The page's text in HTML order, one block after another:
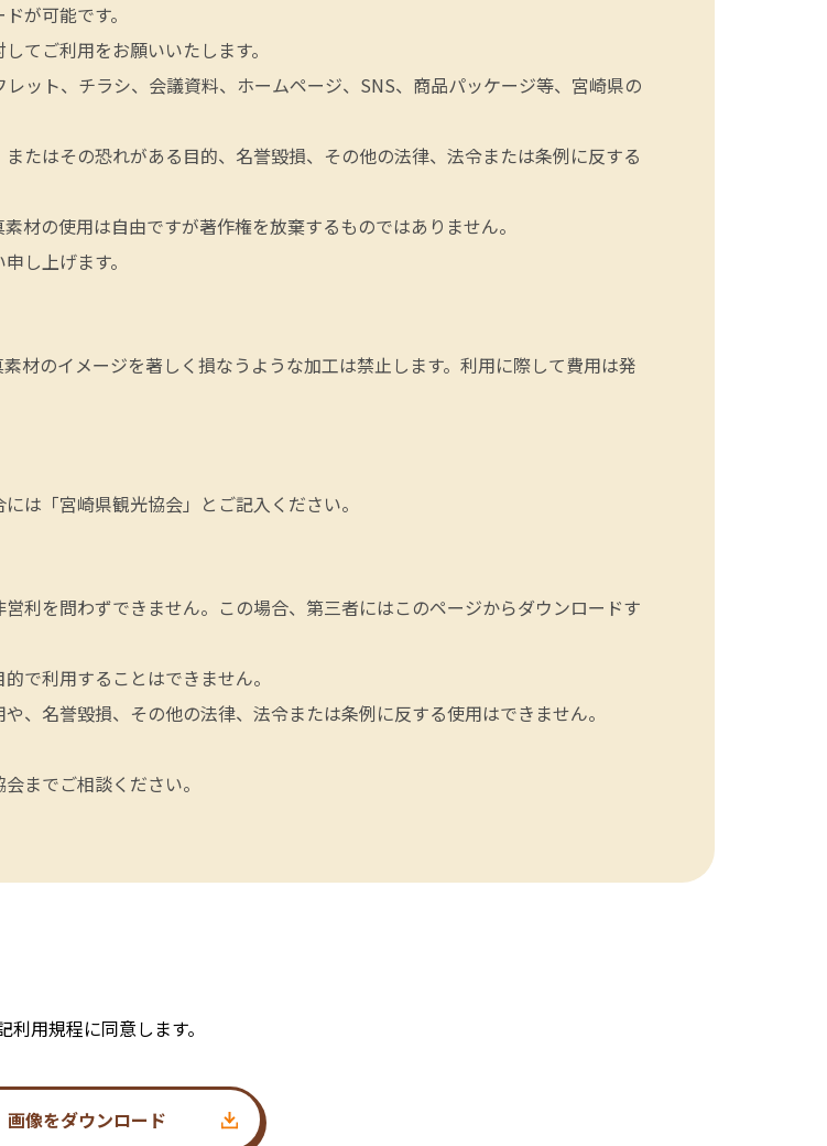
が可能です。
てご利用をお願いいたします。
ット、チラシ、会議資料、ホームページ、SNS、商品パッケージ等、宮崎県の
たはその恐れがある目的、名誉毀損、その他の法律、法令または条例に反する
材の使用は自由ですが著作権を放棄するものではありません。
し上げます。
材のイメージを著しく損なうような加工は禁止します。利用に際して費用は発
は「宮崎県観光協会」とご記入ください。
利を問わずできません。この場合、第三者にはこのページからダウンロードす
で利用することはできません。
、名誉毀損、その他の法律、法令または条例に反する使用はできません。
までご相談ください。
利用規程に同意します。
画像をダウンロード